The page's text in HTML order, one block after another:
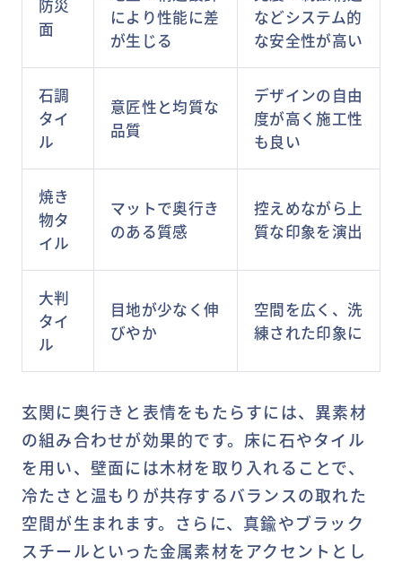
防災
面
により性能に差
が生じる
などシステム的
な安全性が高い
石調
タイ
ル
意匠性と均質な
品質
デザインの自由
度が高く施工性
も良い
焼き
物タ
イル
マットで奥行き
のある質感
控えめながら上
質な印象を演出
大判
タイ
ル
目地が少なく伸
びやか
空間を広く、洗
練された印象に
玄関に奥行きと表情をもたらすには、異素材
の組み合わせが効果的です。床に石やタイル
を用い、壁面には木材を取り入れることで、
冷たさと温もりが共存するバランスの取れた
空間が生まれます。さらに、真鍮やブラック
スチールといった金属素材をアクセントとし